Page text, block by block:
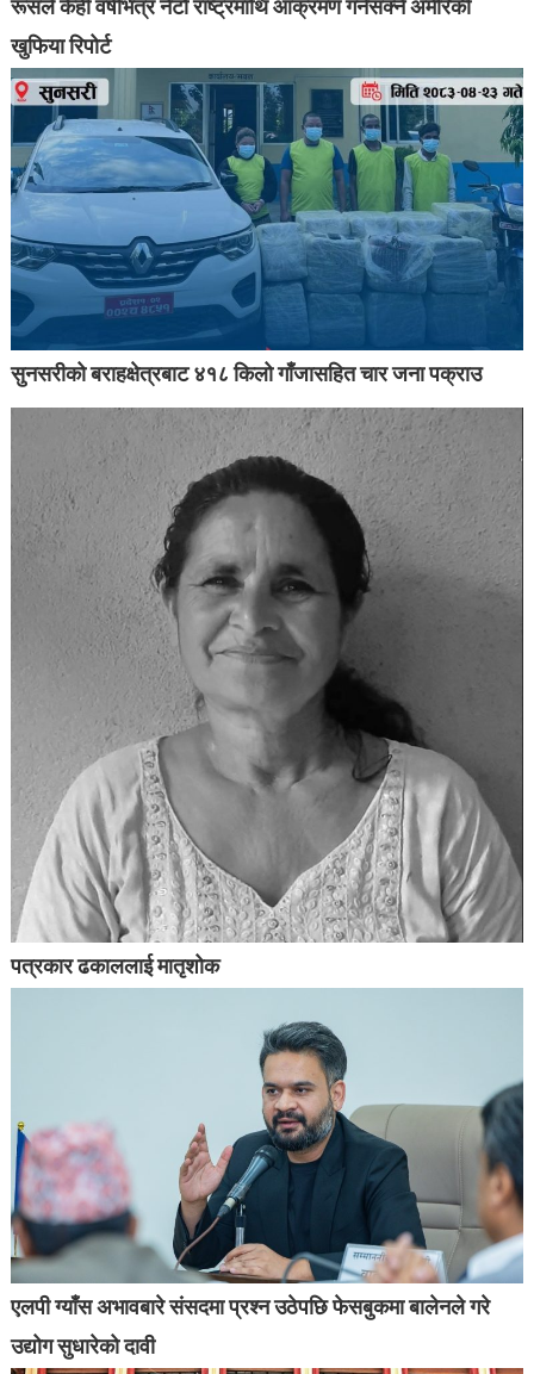
रूसले केही वर्षभित्र नेटो राष्ट्रमाथि आक्रमण गर्नसक्ने अमेरिकी
खुफिया रिपोर्ट
सुनसरीको बराहक्षेत्रबाट ४१८ किलो गाँजासहित चार जना पक्राउ
पत्रकार ढकाललाई मातृशोक
एलपी ग्याँस अभावबारे संसदमा प्रश्न उठेपछि फेसबुकमा बालेनले गरे
उद्योग सुधारेको दावी